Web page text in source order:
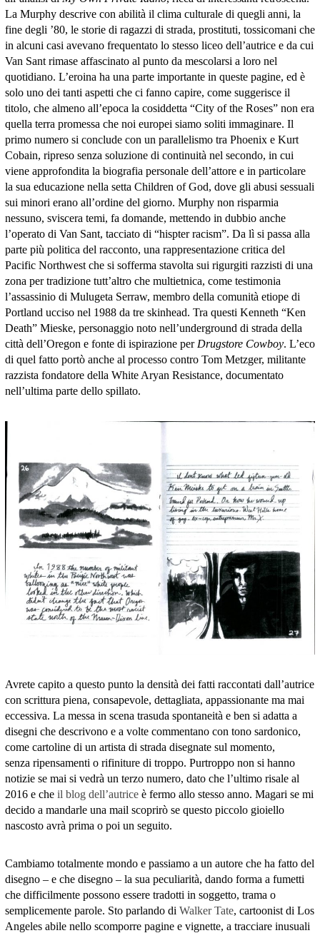
La Murphy descrive con abilità il clima culturale di quegli anni, la
fine degli ’80, le storie di ragazzi di strada, prostituti, tossicomani che
in alcuni casi avevano frequentato lo stesso liceo dell’autrice e da cui
Van Sant rimase affascinato al punto da mescolarsi a loro nel
quotidiano. L’eroina ha una parte importante in queste pagine, ed è
solo uno dei tanti aspetti che ci fanno capire, come suggerisce il
titolo, che almeno all’epoca la cosiddetta “City of the Roses” non era
quella terra promessa che noi europei siamo soliti immaginare. Il
primo numero si conclude con un parallelismo tra Phoenix e Kurt
Cobain, ripreso senza soluzione di continuità nel secondo, in cui
viene approfondita la biografia personale dell’attore e in particolare
la sua educazione nella setta Children of God, dove gli abusi sessuali
sui minori erano all’ordine del giorno. Murphy non risparmia
nessuno, sviscera temi, fa domande, mettendo in dubbio anche
l’operato di Van Sant, tacciato di “hispter racism”. Da lì si passa alla
parte più politica del racconto, una rappresentazione critica del
Pacific Northwest che si sofferma stavolta sui rigurgiti razzisti di una
zona per tradizione tutt’altro che multietnica, come testimonia
l’assassinio di Mulugeta Serraw, membro della comunità etiope di
Portland ucciso nel 1988 da tre skinhead. Tra questi Kenneth “Ken
Death” Mieske, personaggio noto nell’underground di strada della
città dell’Oregon e fonte di ispirazione per Drugstore Cowboy. L’eco
di quel fatto portò anche al processo contro Tom Metzger, militante
razzista fondatore della White Aryan Resistance, documentato
nell’ultima parte dello spillato.
Avrete capito a questo punto la densità dei fatti raccontati dall’autrice
con scrittura piena, consapevole, dettagliata, appassionante ma mai
eccessiva. La messa in scena trasuda spontaneità e ben si adatta a
disegni che descrivono e a volte commentano con tono sardonico,
come cartoline di un artista di strada disegnate sul momento,
senza ripensamenti o rifiniture di troppo. Purtroppo non si hanno
notizie se mai si vedrà un terzo numero, dato che l’ultimo risale al
2016 e che il blog dell’autriceè fermo allo stesso anno. Magari se mi
decido a mandarle una mail scoprirò se questo piccolo gioiello
nascosto avrà prima o poi un seguito.
Cambiamo totalmente mondo e passiamo a un autore che ha fatto del
disegno – e che disegno – la sua peculiarità, dando forma a fumetti
che difficilmente possono essere tradotti in soggetto, trama o
semplicemente parole. Sto parlando di Walker Tate, cartoonist di Los
Angeles abile nello scomporre pagine e vignette, a tracciare inusuali